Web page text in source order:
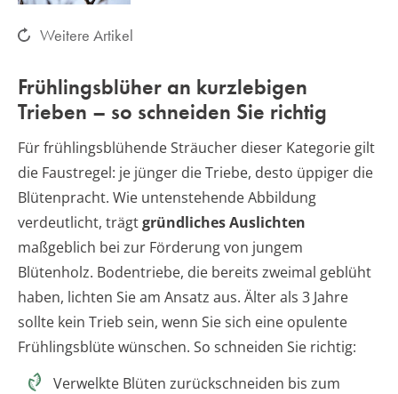
Weitere Artikel
Frühlingsblüher an kurzlebigen
Trieben – so schneiden Sie richtig
Für frühlingsblühende Sträucher dieser Kategorie gilt
die Faustregel: je jünger die Triebe, desto üppiger die
Blütenpracht. Wie untenstehende Abbildung
verdeutlicht, trägtgründliches Auslichten
maßgeblich bei zur Förderung von jungem
Blütenholz. Bodentriebe, die bereits zweimal geblüht
haben, lichten Sie am Ansatz aus. Älter als 3 Jahre
sollte kein Trieb sein, wenn Sie sich eine opulente
Frühlingsblüte wünschen. So schneiden Sie richtig:
Verwelkte Blüten zurückschneiden bis zum